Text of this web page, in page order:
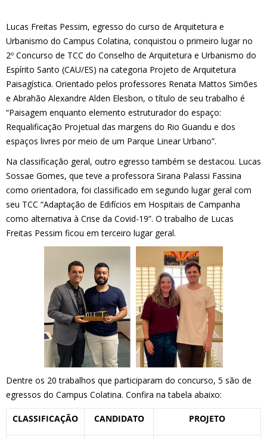
Lucas Freitas Pessim, egresso do curso de Arquitetura e
Urbanismo do Campus Colatina, conquistou o primeiro lugar no
2º Concurso de TCC do Conselho de Arquitetura e Urbanismo do
Espírito Santo (CAU/ES) na categoria Projeto de Arquitetura
Paisagística. Orientado pelos professores Renata Mattos Simões
e Abrahão Alexandre Alden Elesbon, o título de seu trabalho é
“Paisagem enquanto elemento estruturador do espaço:
Requalificação Projetual das margens do Rio Guandu e dos
espaços livres por meio de um Parque Linear Urbano”.
Na classificação geral, outro egresso também se destacou. Lucas
Sossae Gomes, que teve a professora Sirana Palassi Fassina
como orientadora, foi classificado em segundo lugar geral com
seu TCC “Adaptação de Edifícios em Hospitais de Campanha
como alternativa à Crise da Covid-19”. O trabalho de Lucas
Freitas Pessim ficou em terceiro lugar geral.
Dentre os 20 trabalhos que participaram do concurso, 5 são de
egressos do Campus Colatina. Confira na tabela abaixo:
CLASSIFICAÇÃO CANDIDATO PROJETO